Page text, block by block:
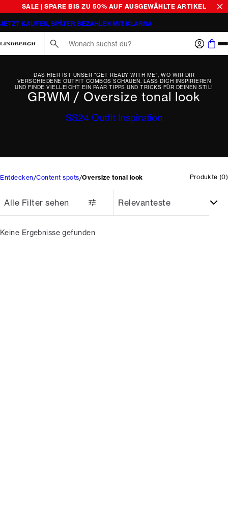
SALE | SPARE BIS ZU 50% AUF AUSGEWÄHLTE ARTIKEL
JETZT KAUFEN, SPÄTER BEZAHLEN MIT KLARNA
DAS HIER IST UNSER "GET READY WITH ME", WO WIR DIR
VERSCHIEDENE OUTFIT COMBOS SCHAUEN. LASS DICH INSPIRIEREN
UND FINDE VIELLEICHT EIN PAAR TIPPS UND TRICKS FÜR DEINEN STIL!
GRWM / Oversize tonal look
SS24 Outfit Inspiration
Entdecken Content spots Oversize tonal look Produkte (0)
Alle Filter sehen
Keine Ergebnisse gefunden